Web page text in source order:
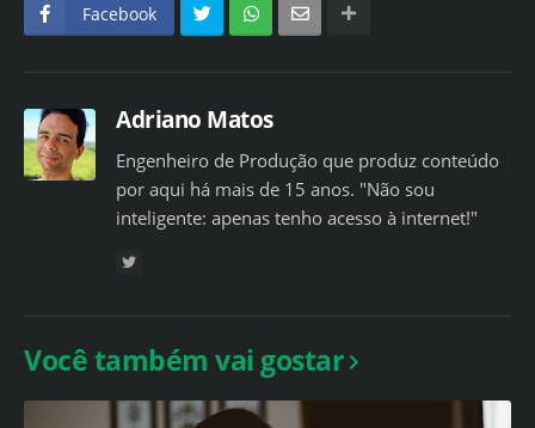
Facebook
Adriano Matos
Engenheiro de Produção que produz conteúdo
por aqui há mais de 15 anos. "Não sou
inteligente: apenas tenho acesso à internet!"
Você também vai gostar